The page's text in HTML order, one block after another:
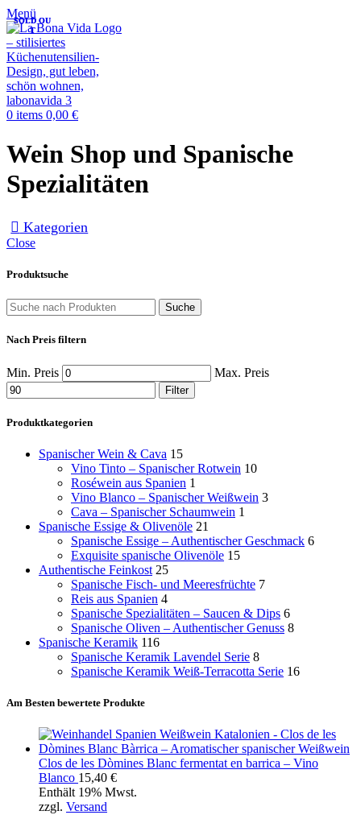
Menü
0 items 0,00 €
Wein Shop und Spanische
Spezialitäten
Kategorien
Close
Produktsuche
Suche
Nach Preis filtern
Min. Preis Max. Preis
Filter
Produktkategorien
Spanischer Wein & Cava 15
Vino Tinto – Spanischer Rotwein 10
Roséwein aus Spanien 1
Vino Blanco – Spanischer Weißwein 3
Cava – Spanischer Schaumwein 1
Spanische Essige & Olivenöle 21
Spanische Essige – Authentischer Geschmack 6
Exquisite spanische Olivenöle 15
Authentische Feinkost 25
Spanische Fisch- und Meeresfrüchte 7
Reis aus Spanien 4
Spanische Spezialitäten – Saucen & Dips 6
Spanische Oliven – Authentischer Genuss 8
Spanische Keramik 116
Spanische Keramik Lavendel Serie 8
Spanische Keramik Weiß-Terracotta Serie 16
Am Besten bewertete Produkte
Clos de les Dòmines Blanc fermentat en barrica – Vino
Blanco 15,40 €
Enthält 19% Mwst.
zzgl. Versand
SOLD OU
T
SOLD OU
T